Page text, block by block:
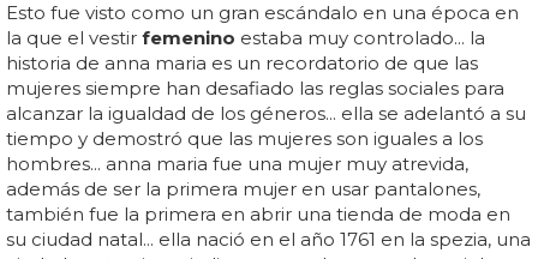
Esto fue visto como un gran escándalo en una época en
la que el vestir femenino estaba muy controlado... la
historia de anna maria es un recordatorio de que las
mujeres siempre han desafiado las reglas sociales para
alcanzar la igualdad de los géneros... ella se adelantó a su
tiempo y demostró que las mujeres son iguales a los
hombres... anna maria fue una mujer muy atrevida,
además de ser la primera mujer en usar pantalones,
también fue la primera en abrir una tienda de moda en
su ciudad natal... ella nació en el año 1761 en la spezia, una